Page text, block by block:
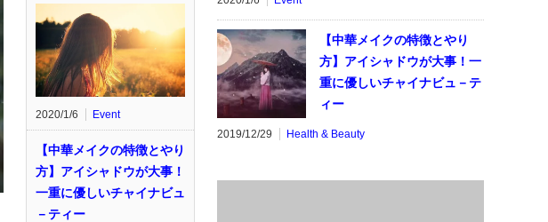
2020/1/6 Event
【中華メイクの特徴とやり
方】アイシャドウが大事！
一重に優しいチャイナビュ
－ティー
【中華メイクの特徴とやり
方】アイシャドウが大事！一
重に優しいチャイナビュ－テ
ィー
2019/12/29 Health & Beauty